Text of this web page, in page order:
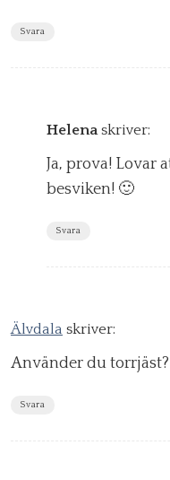
Svara
Helena skriver:
Ja, prova! Lovar
besviken! 🙂
Svara
Älvdala skriver:
Använder du torrjäst?
Svara